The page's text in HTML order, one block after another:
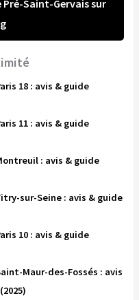
Saint-Gervais sur
18 : avis & guide
11 : avis & guide
: avis & guide
sur-Seine : avis & guide
10 : avis & guide
Maur-des-Fossés : avis